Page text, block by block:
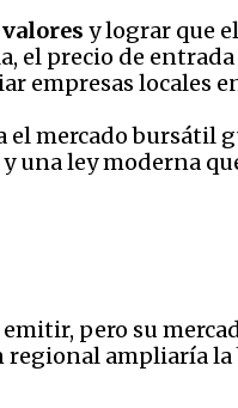
y lograr que
el precio de
empresas locales
mercado bursátil
ley moderna
pero su
ampliaría la